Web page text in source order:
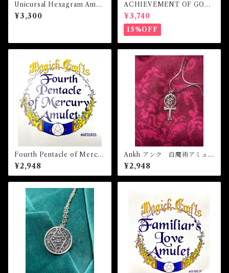
Unicursal Hexagram Amul
et ユニカーサルヘキサグラム
アミュレット 白魔術アミュ
¥3,300
ACHIEVEMENT OF GOAL
S AMULET -あなたを目標達
成へと導くアミュレット-
¥3,740
15%OFF
Fourth Pentacle of Mercur
y Amulet フォースペンタクル
オブマーキュリーアミュレッ
ト 白魔術アミュレット
¥2,948
Ankh アンク 白魔術アミュレ
ット
¥2,948